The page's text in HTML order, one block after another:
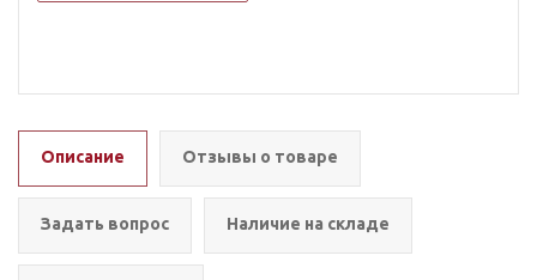
Описание Отзывы о товаре
Задать вопрос Наличие на складе